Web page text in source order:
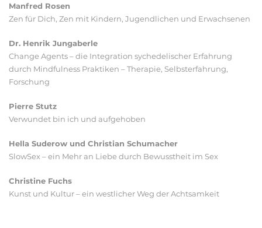
Manfred Rosen
Zen für Dich, Zen mit Kindern, Jugendlichen und Erwachsenen
Dr. Henrik Jungaberle
Change Agents – die Integration sychedelischer Erfahrung
durch Mindfulness Praktiken – Therapie, Selbsterfahrung,
Forschung
Pierre Stutz
Verwundet bin ich und aufgehoben
Hella Suderow und Christian Schumacher
SlowSex – ein Mehr an Liebe durch Bewusstheit im Sex
Christine Fuchs
Kunst und Kultur – ein westlicher Weg der Achtsamkeit